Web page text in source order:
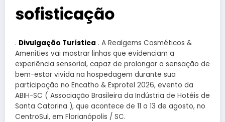
sofisticação
. Divulgação Turística . A Realgems Cosméticos &
Amenities vai mostrar linhas que evidenciam a
experiência sensorial, capaz de prolongar a sensação de
bem-estar vivida na hospedagem durante sua
participação no Encatho & Exprotel 2026, evento da
ABIH-SC ( Associação Brasileira da Indústria de Hotéis de
Santa Catarina ), que acontece de 11 a 13 de agosto, no
CentroSul, em Florianópolis / SC.